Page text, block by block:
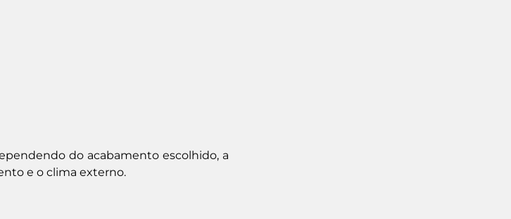
do acabamento escolhido, a
e o clima externo.